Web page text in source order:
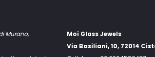
Murano,
Moi Glass Jewels
Via Basiliani, 10, 72014